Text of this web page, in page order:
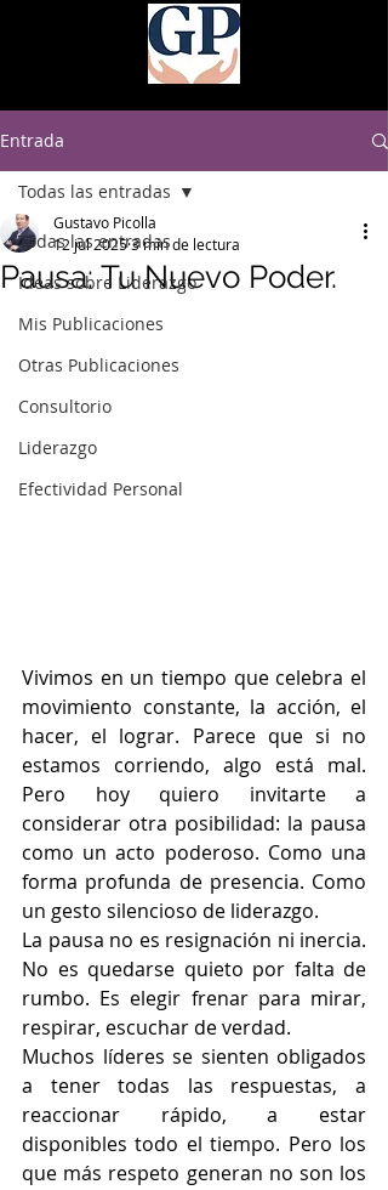
Entrada
Todas las entradas
Ideas sobre Liderazgo
Mis Publicaciones
Otras Publicaciones
Consultorio
Liderazgo
Efectividad Personal
Todas las entradas
Pausa: Tu Nuevo Poder.
Gustavo Picolla
12 jul 20253 min de lectura
Vivimos en un tiempo que celebra el
movimiento constante, la acción, el
hacer, el lograr. Parece que si no
estamos corriendo, algo está mal.
Pero hoy quiero invitarte a
considerar otra posibilidad: la pausa
como un acto poderoso. Como una
forma profunda de presencia. Como
un gesto silencioso de liderazgo.
La pausa no es resignación ni inercia.
No es quedarse quieto por falta de
rumbo. Es elegir frenar para mirar,
respirar, escuchar de verdad.
Muchos líderes se sienten obligados
a tener todas las respuestas, a
reaccionar rápido, a estar
disponibles todo el tiempo. Pero los
que más respeto generan no son los